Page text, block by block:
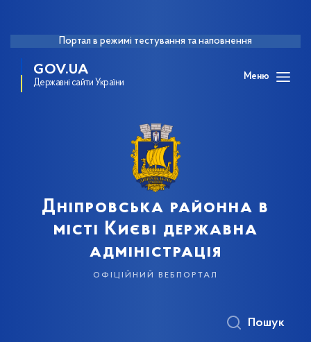
Портал в режимі тестування та наповнення
GOV.UA
Державні сайти України
Меню
Дніпровська районна в
місті Києві державна
адміністрація
офіційний вебпортал
Пошук